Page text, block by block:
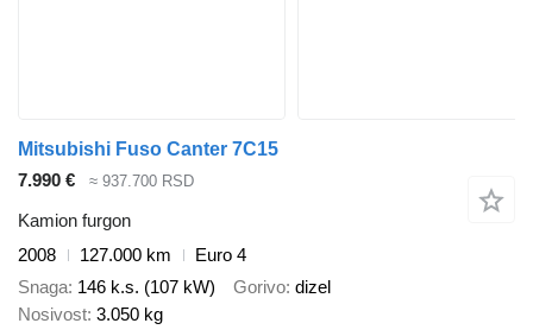
Mitsubishi Fuso Canter 7C15
7.990 €
≈ 937.700 RSD
Kamion furgon
2008
127.000 km
Euro 4
Snaga 146 k.s. (107 kW) Gorivo dizel
Nosivost 3.050 kg